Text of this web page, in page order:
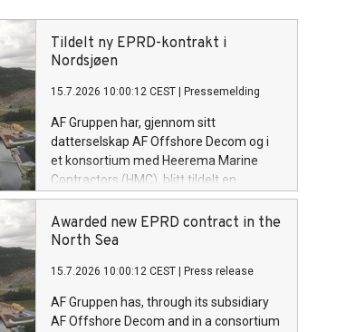
Tildelt ny EPRD-kontrakt i
Nordsjøen
15.7.2026 10:00:12 CEST Pressemelding
AF Gruppen har, gjennom sitt
datterselskap AF Offshore Decom og i
et konsortium med Heerema Marine
Contractors (HMC), blitt tildelt en
kontrakt for prosjektering, forberedelse,
fjerning og sluttdisponering (EPRD) av
en plattform på den britiske
er den andre kontrakten konsortiet har
blitt tildelt innen kort tid.
Awarded new EPRD contract in the
North Sea
15.7.2026 10:00:12 CEST Press release
AF Gruppen has, through its subsidiary
AF Offshore Decom and in a consortium